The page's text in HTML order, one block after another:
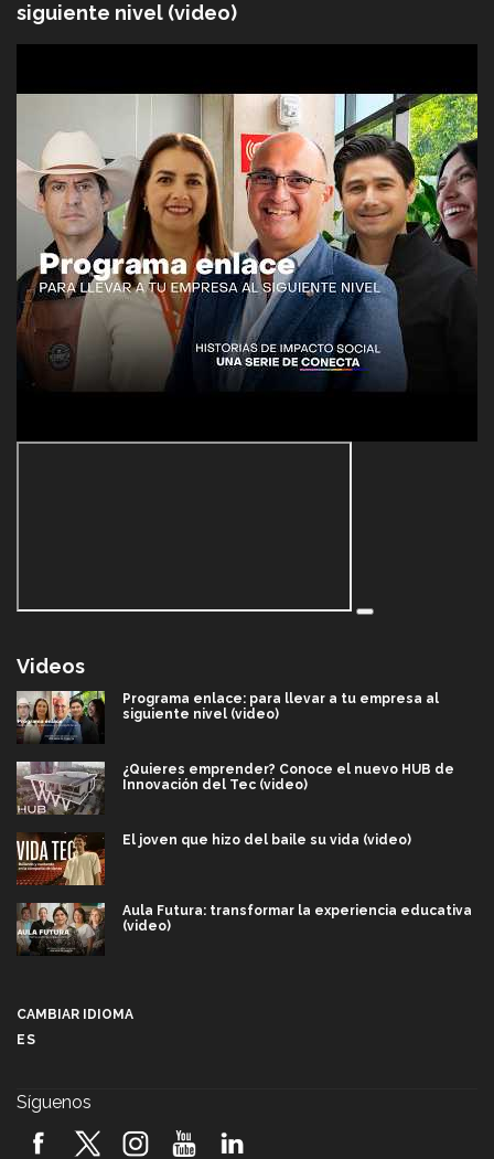
siguiente nivel (video)
Videos
Programa enlace: para llevar a tu empresa al
siguiente nivel (video)
¿Quieres emprender? Conoce el nuevo HUB de
Innovación del Tec (video)
El joven que hizo del baile su vida (video)
Aula Futura: transformar la experiencia educativa
(video)
2026! (video)
CAMBIAR IDIOMA
ES
Síguenos